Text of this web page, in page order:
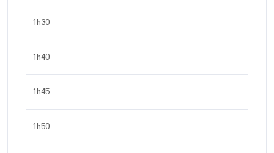
1h30
1h40
1h45
1h50